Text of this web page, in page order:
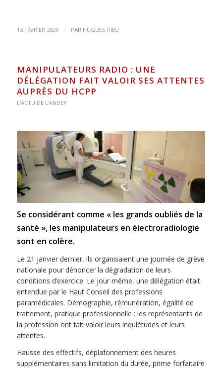
13 FÉVRIER 2020 / PAR HUGUES RIEU
MANIPULATEURS RADIO : UNE
DÉLÉGATION FAIT VALOIR SES ATTENTES
AUPRÈS DU HCPP
L'ACTU DE L'ANDEP
Se considérant comme « les grands oubliés de la
santé », les manipulateurs en électroradiologie
sont en colère.
Le 21 janvier dernier, ils organisaient une journée de grève
nationale pour dénoncer la dégradation de leurs
conditions d’exercice. Le jour même, une délégation était
entendue par le Haut Conseil des professions
paramédicales. Démographie, rémunération, égalité de
traitement, pratique professionnelle : les représentants de
la profession ont fait valoir leurs inquiétudes et leurs
attentes.
Hausse des effectifs, déplafonnement des heures
supplémentaires sans limitation du durée, prime forfaitaire